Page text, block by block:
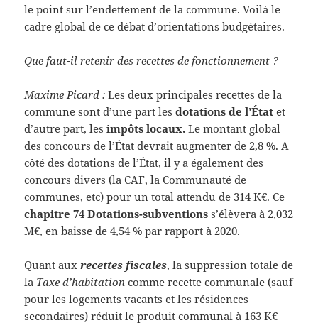
le point sur l’endettement de la commune. Voilà le
cadre global de ce débat d’orientations budgétaires.
Que faut-il retenir des recettes de fonctionnement ?
Maxime Picard : Les deux principales recettes de la
commune sont d’une part lesdotations de l’Étatet
d’autre part, lesimpôts locaux. Le montant global
des concours de l’État devrait augmenter de 2,8 %. A
côté des dotations de l’État, il y a également des
concours divers (la CAF, la Communauté de
communes, etc) pour un total attendu de 314 K€. Ce
chapitre 74 Dotations-subventions s’élèvera à 2,032
M€, en baisse de 4,54 % par rapport à 2020.
Quant auxrecettes fiscales, la suppression totale de
la Taxe d’habitationcomme recette communale (sauf
pour les logements vacants et les résidences
secondaires) réduit le produit communal à 163 K€